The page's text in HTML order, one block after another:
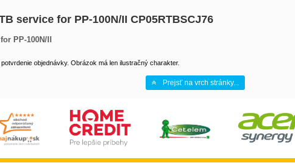
service for PP-100N/II CP05RTBSCJ76
PP-100N/II
objednávky. Obrázok má len ilustračný charakter.
Prejsť na vrch stránky...